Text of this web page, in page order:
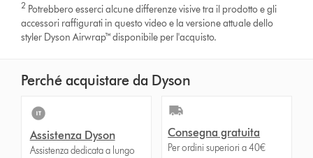
2 Potrebbero esserci alcune differenze visive tra il prodotto e gli
accessori raffigurati in questo video e la versione attuale dello
styler Dyson Airwrap™ disponibile per l'acquisto.
Perché acquistare da Dyson
Assistenza Dyson
Assistenza dedicata a lungo
Consegna gratuita
Per ordini superiori a 40€